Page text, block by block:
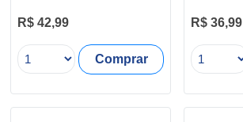
R$ 42,99
Comprar
R$ 36,99